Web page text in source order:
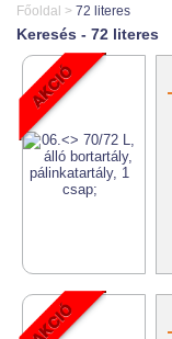
Főoldal > 72 literes
Keresés - 72 literes